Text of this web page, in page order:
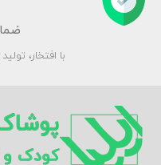
با افتخار،